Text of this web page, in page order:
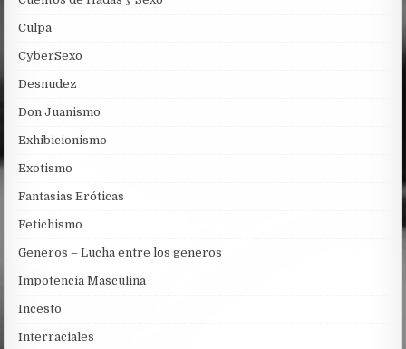
Culpa
CyberSexo
Desnudez
Don Juanismo
Exhibicionismo
Exotismo
Fantasias Eróticas
Fetichismo
Generos – Lucha entre los generos
Impotencia Masculina
Incesto
Interraciales